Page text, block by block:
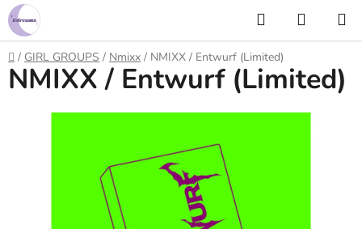
Prejsť
na
obsah
Hľadať
KOŠÍK
Domov
/ GIRL GROUPS / Nmixx / NMIXX / Entwurf (Limited)
NMIXX / Entwurf (Limited)